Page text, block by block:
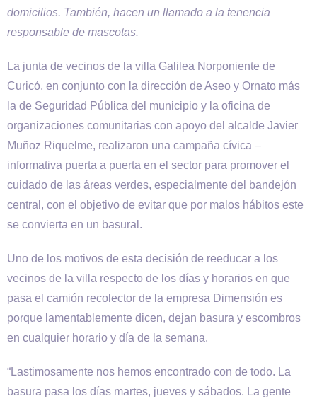
domicilios. También, hacen un llamado a la tenencia
responsable de mascotas.
La junta de vecinos de la villa Galilea Norponiente de
Curicó, en conjunto con la dirección de Aseo y Ornato más
la de Seguridad Pública del municipio y la oficina de
organizaciones comunitarias con apoyo del alcalde Javier
Muñoz Riquelme, realizaron una campaña cívica –
informativa puerta a puerta en el sector para promover el
cuidado de las áreas verdes, especialmente del bandejón
central, con el objetivo de evitar que por malos hábitos este
se convierta en un basural.
Uno de los motivos de esta decisión de reeducar a los
vecinos de la villa respecto de los días y horarios en que
pasa el camión recolector de la empresa Dimensión es
porque lamentablemente dicen, dejan basura y escombros
en cualquier horario y día de la semana.
“Lastimosamente nos hemos encontrado con de todo. La
basura pasa los días martes, jueves y sábados. La gente